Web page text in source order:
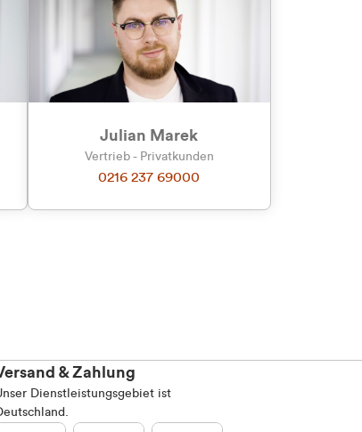
Julian Marek
Vertrieb - Privatkunden
0216 237 69000
& Zahlung
Dienstleistungsgebiet ist